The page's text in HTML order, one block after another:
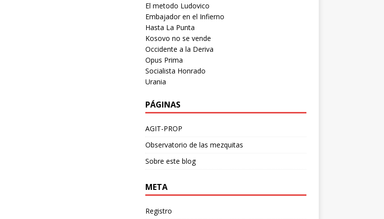
El metodo Ludovico
Embajador en el Infierno
Hasta La Punta
Kosovo no se vende
Occidente a la Deriva
Opus Prima
Socialista Honrado
Urania
PÁGINAS
AGIT-PROP
Observatorio de las mezquitas
Sobre este blog
META
Registro